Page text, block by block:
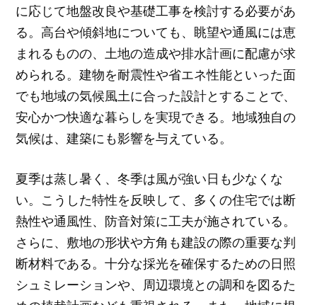
に応じて地盤改良や基礎工事を検討する必要があ
る。高台や傾斜地についても、眺望や通風には恵
まれるものの、土地の造成や排水計画に配慮が求
められる。建物を耐震性や省エネ性能といった面
でも地域の気候風土に合った設計とすることで、
安心かつ快適な暮らしを実現できる。地域独自の
気候は、建築にも影響を与えている。
夏季は蒸し暑く、冬季は風が強い日も少なくな
い。こうした特性を反映して、多くの住宅では断
熱性や通風性、防音対策に工夫が施されている。
さらに、敷地の形状や方角も建設の際の重要な判
断材料である。十分な採光を確保するための日照
シュミレーションや、周辺環境との調和を図るた